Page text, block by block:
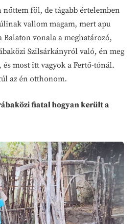
föl, de tágabb értelemben
vallom magam, mert apu
Balaton vonala a meghatározó,
Szilsárkányról való, én meg
most itt vagyok a Fertő-tónál.
az én otthonom.
fiatal hogyan került a